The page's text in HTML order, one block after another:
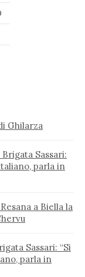
Ghilarza
Sassari:
parla in
a Biella la
Sassari: “Si
parla in